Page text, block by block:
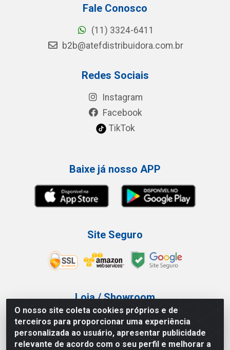
O nosso site coleta cookies próprios e de
terceiros para proporcionar uma experiência
personalizada ao usuário, apresentar publicidade
relevante de acordo com o seu perfil e melhorar a
Fale Conosco
(11) 3324-6411
b2b@atefdistribuidora.com.br
Redes Sociais
Instagram
Facebook
TikTok
Baixe já nosso APP
Site Seguro
Loja / Showroom
Tel.: (11) 3227-0546
Av Vautier, 587/597 - Pari - São Paulo/SP